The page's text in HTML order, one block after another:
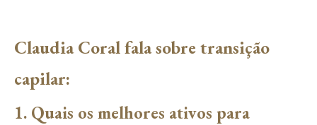
Claudia Coral fala sobre transição
capilar:
1. Quais os melhores ativos para